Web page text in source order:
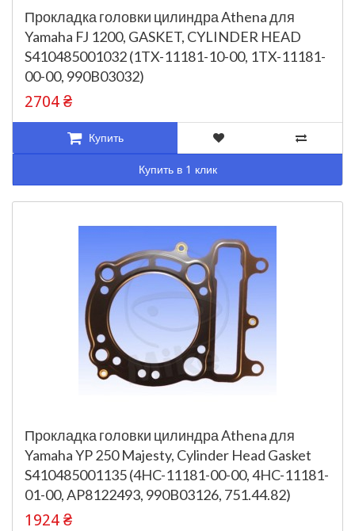
Прокладка головки цилиндра Athena для
Yamaha FJ 1200, GASKET, CYLINDER HEAD
S410485001032 (1TX-11181-10-00, 1TX-11181-
00-00, 990B03032)
2704 ₴
Купить
Купить в 1 клик
Прокладка головки цилиндра Athena для
Yamaha YP 250 Majesty, Cylinder Head Gasket
S410485001135 (4HC-11181-00-00, 4HC-11181-
01-00, AP8122493, 990B03126, 751.44.82)
1924 ₴